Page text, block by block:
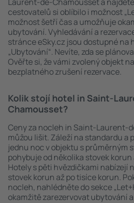
cestovatelů si oblíbilo i možnost
možnost šetří čas a umožňuje
ubytování. Vyhledávání a
stránce eSky.cz jsou dostupné na
„Ubytování“. Nevíte, zda se
Ověřte si, že vámi zvolený objekt
bezplatného zrušení rezervace.
Kolik stojí hotel in Saint-
Chamousset?
Ceny za nocleh in Saint-Laurent-
můžou lišit. Záleží na standardu a
jednu noc v objektu s průměrným
pohybuje od několika stovek
Hotely s pěti hvězdičkami nabízejí
stovek korun až po tisíce korun.
nocleh, nahlédněte do sekce
okamžitě zarezervovat ubytování